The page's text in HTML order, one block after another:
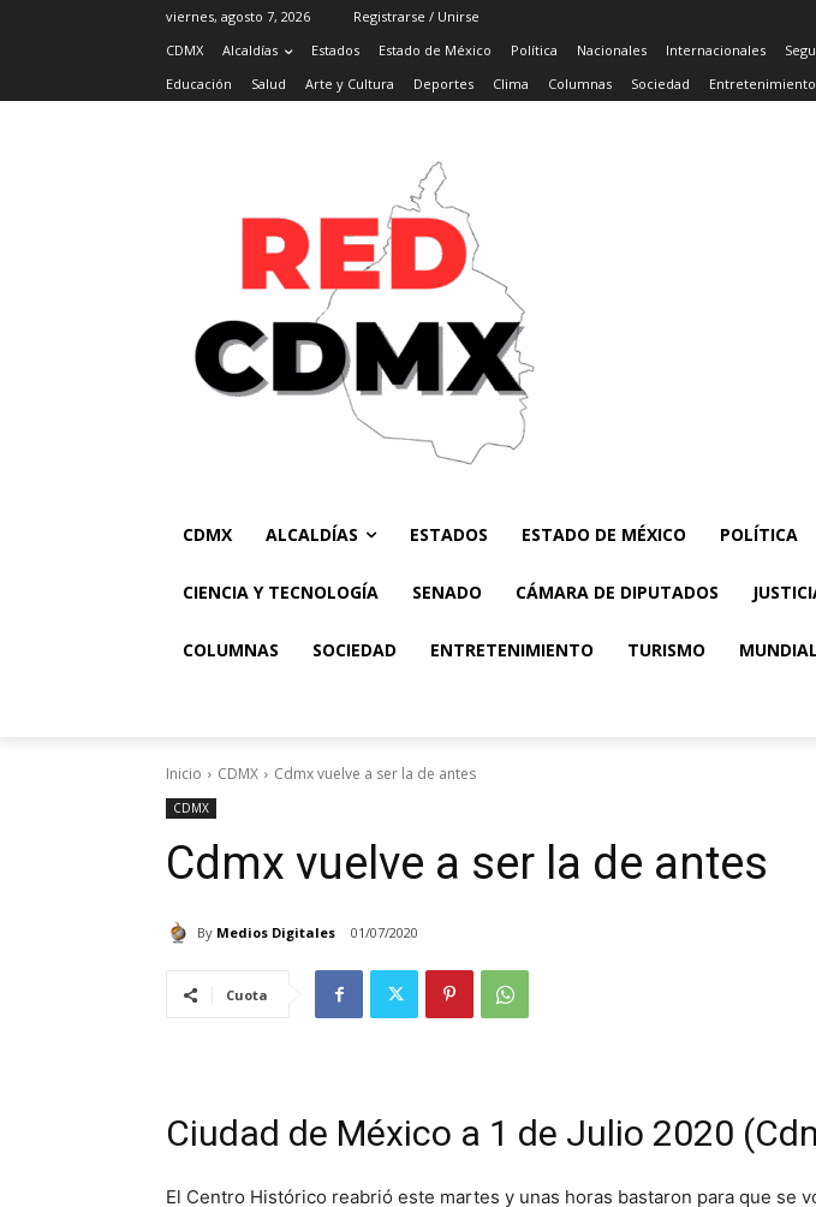
viernes, agosto 7, 2026
Registrarse / Unirse
CDMX
Alcaldías Estados Estado de México Política Nacionales Internacionales
Educación
Salud Arte y Cultura Deportes Clima Columnas Sociedad Entretenimiento
CDMX ALCALDÍAS ESTADOS ESTADO DE MÉXICO POLÍTICA
CIENCIA Y TECNOLOGÍA SENADO CÁMARA DE DIPUTADOS
COLUMNAS SOCIEDAD ENTRETENIMIENTO TURISMO
Inicio CDMX Cdmx vuelve a ser la de antes
CDMX
Cdmx vuelve a ser la de antes
By Medios Digitales 01/07/2020
Cuota
Ciudad de México a 1 de Julio 2020
El Centro Histórico reabrió este martes y unas horas bastaron para que se